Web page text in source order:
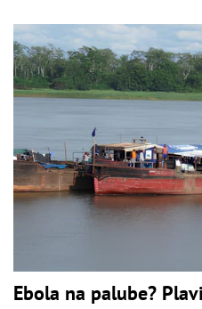
Ebola na palube?